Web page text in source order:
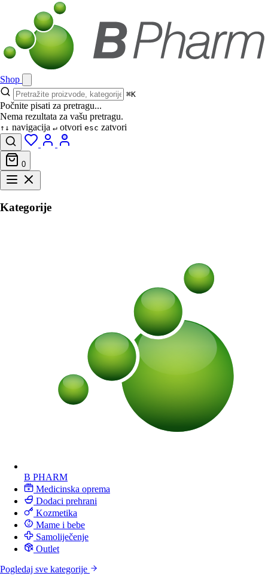
Shop
⌘K
Počnite pisati za pretragu...
Nema rezultata za vašu pretragu.
↑↓ navigacija ↵ otvori esc zatvori
0
Kategorije
B PHARM
Medicinska oprema
Dodaci prehrani
Kozmetika
Mame i bebe
Samoliječenje
Outlet
Pogledaj sve kategorije